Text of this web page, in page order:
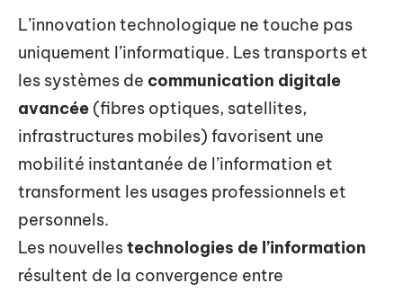
L’innovation technologique ne touche pas
uniquement l’informatique. Les transports et
les systèmes de communication digitale
avancée (fibres optiques, satellites,
infrastructures mobiles) favorisent une
mobilité instantanée de l’information et
transforment les usages professionnels et
personnels.
Les nouvellestechnologies de l’information
résultent de la convergence entre